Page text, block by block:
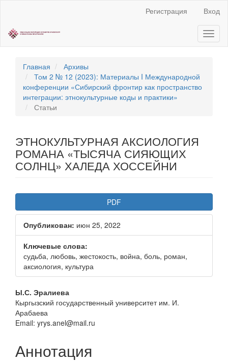
содержанию
страницы
навигация
Основное
содержание
Боковая
панель
Регистрация Вход
Главная
Архивы
Том 2 № 12 (2023): Материалы I Международной
конференции «Сибирский фронтир как пространство
интеграции: этнокультурные коды и практики»
Статьи
ЭТНОКУЛЬТУРНАЯ АКСИОЛОГИЯ
РОМАНА «ТЫСЯЧА СИЯЮЩИХ
СОЛНЦ» ХАЛЕДА ХОССЕЙНИ
Статья
боковой
панели
PDF
Опубликован: июн 25, 2022
Ключевые слова:
судьба, любовь, жестокость, война, боль, роман,
аксиология, культура
Основное
содержание
статьи
Ы.С. Эралиева
Кыргызский государственный университет им. И.
Арабаева
Email: yrys.anel@mail.ru
Аннотация